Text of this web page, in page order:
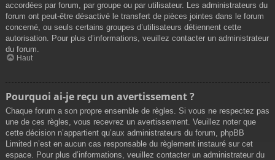
accordées par forum, par groupe ou par utilisateur. Les administrateurs du
forum ont peut-être désactivé le transfert de pièces jointes dans le forum
concerné, ou seuls certains groupes d’utilisateurs détiennent cette
autorisation. Pour plus d’informations, veuillez contacter un administrateur
du forum.
Haut
Pourquoi ai-je reçu un avertissement ?
Chaque forum a son propre ensemble de règles. Si vous ne respectez pas
une de ces règles, vous recevrez un avertissement. Veuillez noter que
cette décision n’appartient qu’aux administrateurs du forum, phpBB
Limited n’est en aucun cas responsable du règlement instauré sur cet
espace. Pour plus d’informations, veuillez contacter un administrateur du